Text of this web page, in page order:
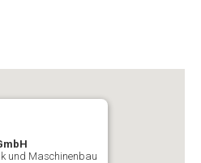
und Maschinenbau